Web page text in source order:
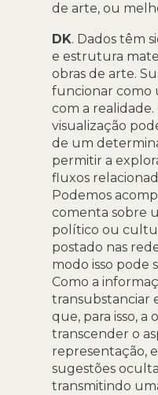
de arte, ou
DK. Dados têm
e estrutura
obras de arte.
funcionar como
com a realidade.
visualização
de um
permitir a
fluxos
Podemos
comenta sobre
político ou
postado nas
modo isso pode
Como a
transubstanciar
que, para isso, a
transcender o
representação,
sugestões
transmitindo